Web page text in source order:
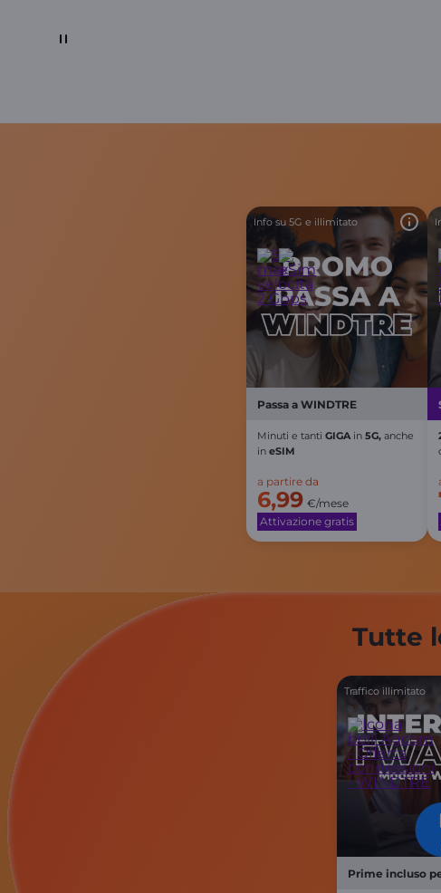
Info su 5G e illimitato
Passa a WINDTRE
Minuti e tanti GIGAin 5G, anche
in eSIM
a partire da
6,99 €/mese
Attivazione gratis
Tutte
Traffico illimitato
Prime incluso